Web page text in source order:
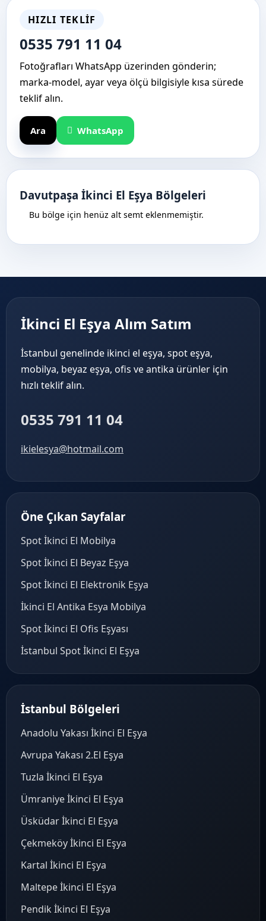
HIZLI TEKLIF
0535 791 11 04
Fotoğrafları WhatsApp üzerinden gönderin;
marka-model, ayar veya ölçü bilgisiyle kısa sürede
teklif alın.
Ara WhatsApp
Davutpaşa İkinci El Eşya Bölgeleri
Bu bölge için henüz alt semt eklenmemiştir.
İkinci El Eşya Alım Satım
İstanbul genelinde ikinci el eşya, spot eşya,
mobilya, beyaz eşya, ofis ve antika ürünler için
hızlı teklif alın.
0535 791 11 04
ikielesya@hotmail.com
Öne Çıkan Sayfalar
Spot İkinci El Mobilya
Spot İkinci El Beyaz Eşya
Spot İkinci El Elektronik Eşya
İkinci El Antika Esya Mobilya
Spot İkinci El Ofis Eşyası
İstanbul Spot İkinci El Eşya
İstanbul Bölgeleri
Anadolu Yakası İkinci El Eşya
Avrupa Yakası 2.El Eşya
Tuzla İkinci El Eşya
Ümraniye İkinci El Eşya
Üsküdar İkinci El Eşya
Çekmeköy İkinci El Eşya
Kartal İkinci El Eşya
Maltepe İkinci El Eşya
Pendik İkinci El Eşya